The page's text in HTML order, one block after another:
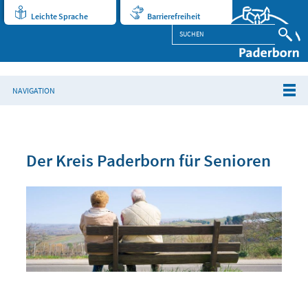
Leichte Sprache Barrierefreiheit
NAVIGATION
Der Kreis Paderborn für Senioren